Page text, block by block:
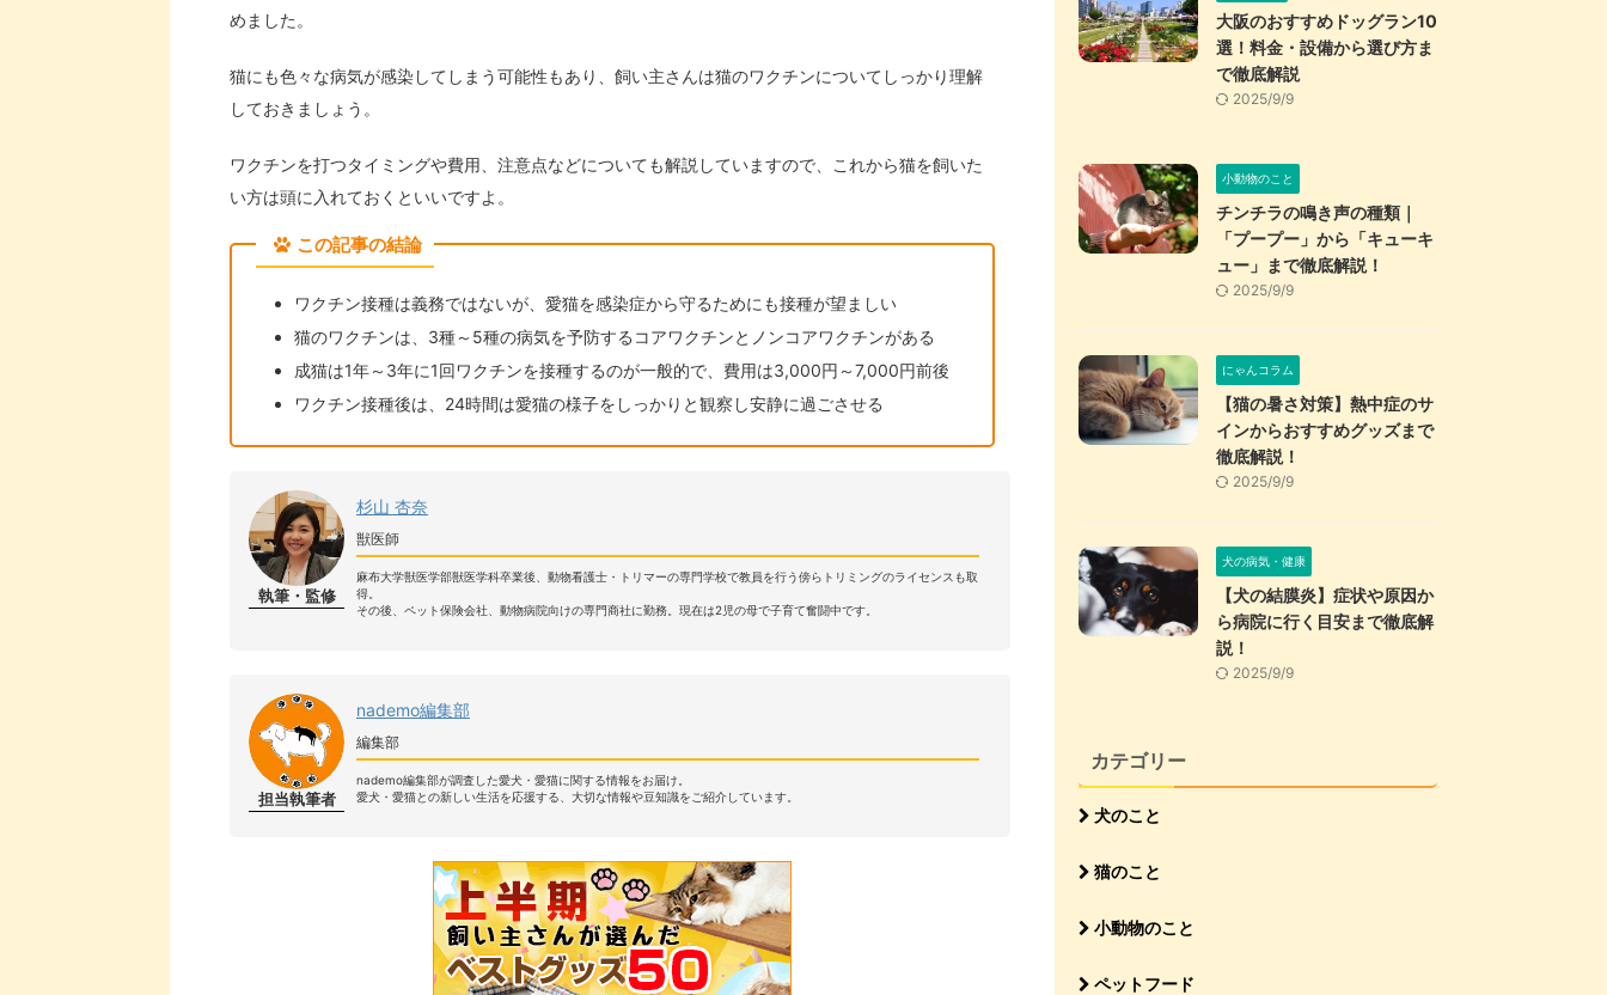
めました。
猫にも色々な病気が感染してしまう可能性もあり、飼い主さんは猫のワクチンについてしっかり理解
しておきましょう。
ワクチンを打つタイミングや費用、注意点などについても解説していますので、これから猫を飼いた
い方は頭に入れておくといいですよ。
この記事の結論
ワクチン接種は義務ではないが、愛猫を感染症から守るためにも接種が望ましい
猫のワクチンは、3種～5種の病気を予防するコアワクチンとノンコアワクチンがある
成猫は1年～3年に1回ワクチンを接種するのが一般的で、費用は3,000円～7,000円前後
ワクチン接種後は、24時間は愛猫の様子をしっかりと観察し安静に過ごさせる
執筆・監修
杉山 杏奈
獣医師
麻布大学獣医学部獣医学科卒業後、動物看護士・トリマーの専門学校で教員を行う傍らトリミングのライセンスも取
得。
その後、ペット保険会社、動物病院向けの専門商社に勤務。現在は2児の母で子育て奮闘中です。
担当執筆者
nademo編集部
編集部
nademo編集部が調査した愛犬・愛猫に関する情報をお届け。
愛犬・愛猫との新しい生活を応援する、大切な情報や豆知識をご紹介しています。
大阪のおすすめドッグラン10
選！料金・設備から選び方ま
で徹底解説
2025/9/9
小動物のこと
チンチラの鳴き声の種類｜
「プープー」から「キューキ
ュー」まで徹底解説！
2025/9/9
にゃんコラム
【猫の暑さ対策】熱中症のサ
インからおすすめグッズまで
徹底解説！
2025/9/9
犬の病気・健康
【犬の結膜炎】症状や原因か
ら病院に行く目安まで徹底解
説！
2025/9/9
カテゴリー
犬のこと
猫のこと
小動物のこと
ペットフード